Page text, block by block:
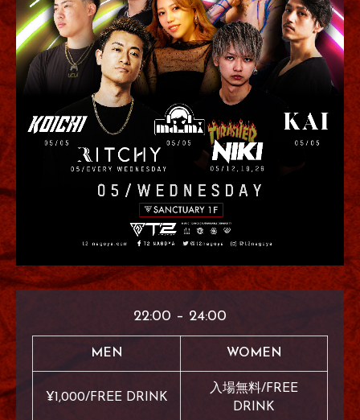
22:00 – 24:00
MEN WOMEN
¥1,000/FREE DRINK
入場無料/FREE
DRINK